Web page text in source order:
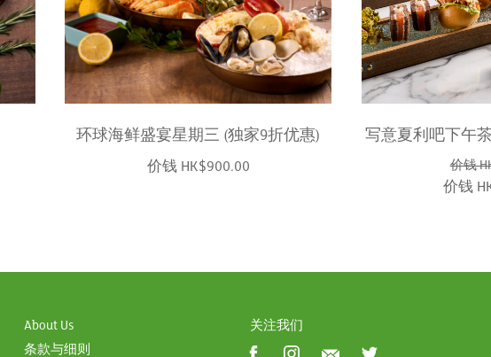
环球海鲜盛宴星期三 (独家9折优惠)
价钱 HK$900.00
写意夏利吧下午
价钱
价钱
About Us
条款与细则
关注我们